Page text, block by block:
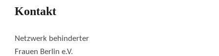
Kontakt
Netzwerk behinderter
Frauen Berlin e.V.